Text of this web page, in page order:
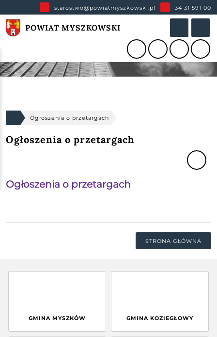
starostwo@powiatmyszkowski.pl 34 31 591 00
POWIAT MYSZKOWSKI
Ogłoszenia o przetargach
Ogłoszenia o przetargach
Ogłoszenia o przetargach
STRONA GŁÓWNA
GMINA MYSZKÓW GMINA KOZIEGŁOWY